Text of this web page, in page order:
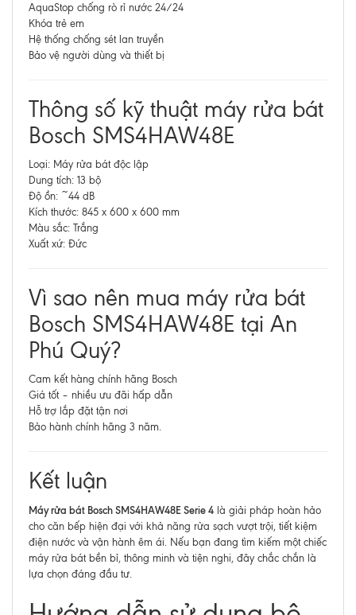
AquaStop chống rò rỉ nước 24/24
Khóa trẻ em
Hệ thống chống sét lan truyền
Bảo vệ người dùng và thiết bị
Thông số kỹ thuật máy rửa bát
Bosch SMS4HAW48E
Loại: Máy rửa bát độc lập
Dung tích: 13 bộ
Độ ồn: ~44 dB
Kích thước: 845 x 600 x 600 mm
Màu sắc: Trắng
Xuất xứ: Đức
Vì sao nên mua máy rửa bát
Bosch SMS4HAW48E tại An
Phú Quý?
Cam kết hàng chính hãng Bosch
Giá tốt – nhiều ưu đãi hấp dẫn
Hỗ trợ lắp đặt tận nơi
Bảo hành chính hãng 3 năm.
Kết luận
Máy rửa bát Bosch SMS4HAW48E Serie 4 là giải pháp hoàn hảo
cho căn bếp hiện đại với khả năng rửa sạch vượt trội, tiết kiệm
điện nước và vận hành êm ái. Nếu bạn đang tìm kiếm một chiếc
máy rửa bát bền bỉ, thông minh và tiện nghi, đây chắc chắn là
lựa chọn đáng đầu tư.